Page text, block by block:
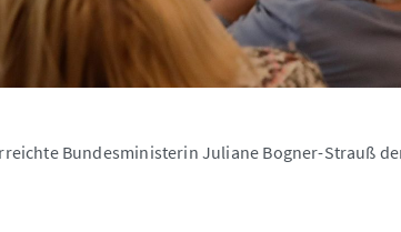
Bundesministerin Juliane Bogner-Strauß